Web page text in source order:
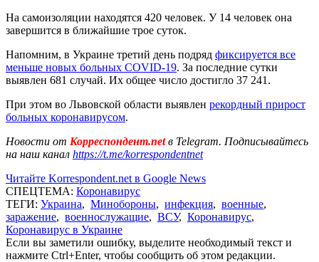
На самоизоляции находятся 420 человек. У 14 человек она
завершится в ближайшие трое суток.
Напомним, в Украине третий день подряд фиксируется все
меньше новых больных COVID-19. За последние сутки
выявлен 681 случай. Их общее число достигло 37 241.
При этом во Львовской области выявлен рекордный прирост
больных коронавирусом.
Новости от Корреспондент.netв Telegram. Подписывайтесь
на наш канал https://t.me/korrespondentnet
Читайте Korrespondent.net в Google News
СПЕЦТЕМА: Коронавирус
ТЕГИ: Украина, Минобороны, инфекция, военные,
заражение, военнослужащие, ВСУ, Коронавирус,
Коронавирус в Украине
Если вы заметили ошибку, выделите необходимый текст и
нажмите Ctrl+Enter, чтобы сообщить об этом редакции.